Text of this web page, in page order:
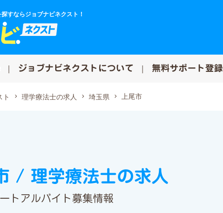
すならジョブナビネクスト！
ジョブナビネクストについて 無料サポート登録
ト 理学療法士の求人 埼玉県 上尾市
/ 理学療法士の求人
トアルバイト募集情報